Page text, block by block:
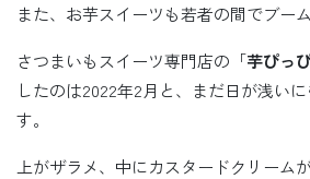
また、お芋スイーツも若者の間でブー
さつまいもスイーツ専門店の「芋ぴっ
したのは2022年2月と、まだ日が浅い
す。
上がザラメ、中にカスタードクリーム